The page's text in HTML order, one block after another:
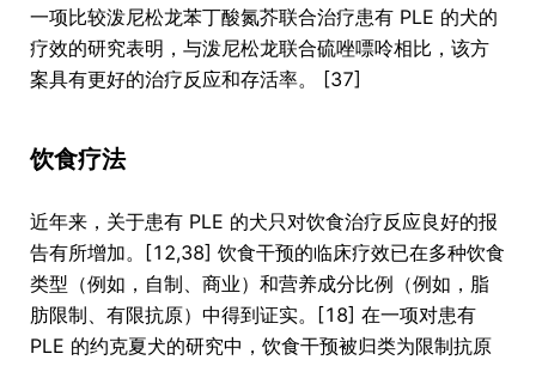
一项比较泼尼松龙苯丁酸氮芥联合治疗患有 PLE 的犬的
疗效的研究表明，与泼尼松龙联合硫唑嘌呤相比，该方
案具有更好的治疗反应和存活率。 [37]
饮食疗法
近年来，关于患有 PLE 的犬只对饮食治疗反应良好的报
告有所增加。[12,38] 饮食干预的临床疗效已在多种饮食
类型（例如，自制、商业）和营养成分比例（例如，脂
肪限制、有限抗原）中得到证实。[18] 在一项对患有
PLE 的约克夏犬的研究中，饮食干预被归类为限制抗原